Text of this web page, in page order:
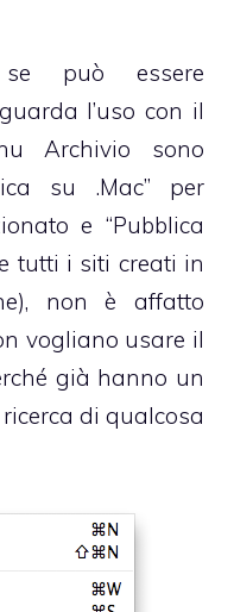
se può essere
l’uso con il
Archivio sono
su .Mac” per
e “Pubblica
tutti i siti creati in
non è affatto
vogliano usare il
già hanno un
di qualcosa